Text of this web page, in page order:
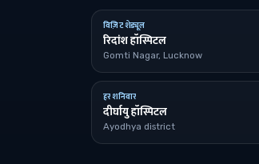
विज़िट शेड्यूल
रिदांश हॉस्पिटल
Gomti Nagar, Lucknow
हर शनिवार
दीर्घायु हॉस्पिटल
Ayodhya district